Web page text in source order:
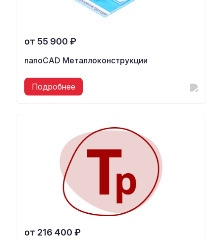
от 55 900 ₽
nanoCAD Металлоконструкции
Подробнее
от 216 400 ₽